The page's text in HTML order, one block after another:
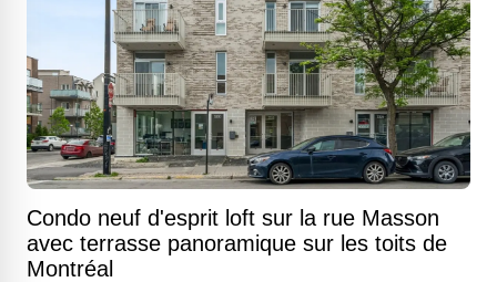
Condo neuf d'esprit loft sur la rue Masson
avec terrasse panoramique sur les toits de
Montréal